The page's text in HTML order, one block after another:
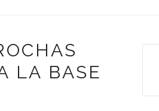
LA BASE